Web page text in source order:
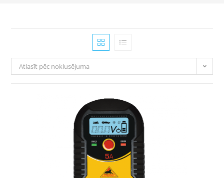
Atlasīt pēc noklusējuma